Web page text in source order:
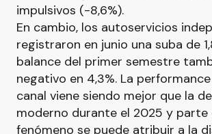
impulsivos (-8,6%).
En cambio, los autoservicios
registraron en junio una suba de
balance del primer semestre
negativo en 4,3%. La
canal viene siendo mejor que la
moderno durante el 2025 y parte
fenómeno se puede atribuir a la